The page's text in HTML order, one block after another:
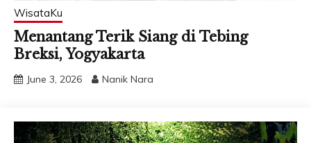
WisataKu
Menantang Terik Siang di Tebing
Breksi, Yogyakarta
June 3, 2026 Nanik Nara